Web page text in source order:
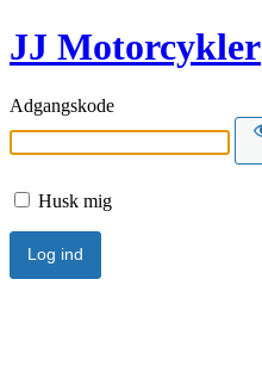
JJ Motorcykler
Adgangskode
Husk mig